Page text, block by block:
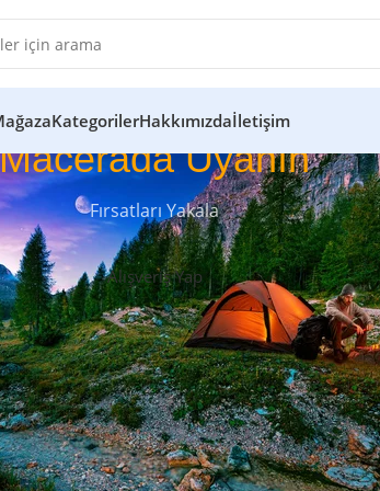
KategorilerHakkımızdaİletişim
Macerada Uyanın
Fırsatları Yakala
Alışveriş Yap